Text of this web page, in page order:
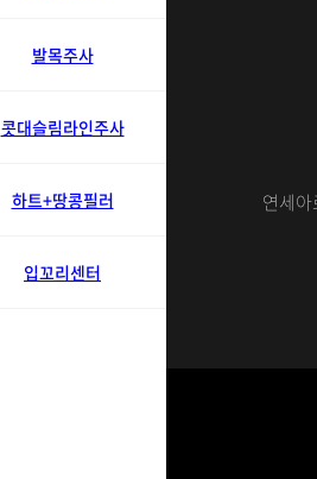
발목주사
콧대슬림라인주사
하트+땅콩필러
입꼬리센터
연세